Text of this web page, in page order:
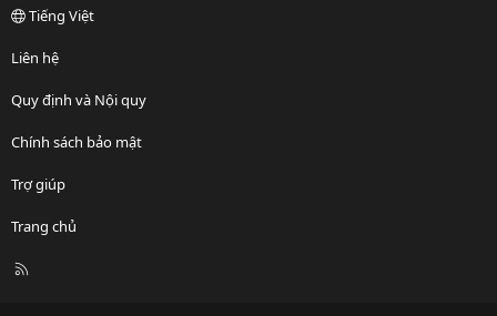
Tiếng Việt
Liên hệ
Quy định và Nội quy
Chính sách bảo mật
Trợ giúp
Trang chủ
R